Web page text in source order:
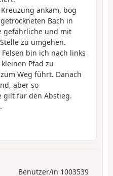
ankam, bog
Bach in
gefährliche und mit
zu umgehen.
bin ich nach links
Pfad zu
Weg führt. Danach
aber so
gilt für den Abstieg.
Benutzer/in 1003539